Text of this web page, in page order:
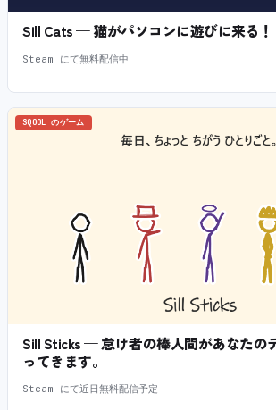
Sill Cats — 猫がパソコンに遊びに来る！
Steam にて無料配信中
SQOOL のゲーム
Sill Sticks — 怠け者の棒人間があなたの
ってきます。
Steam にて近日無料配信予定